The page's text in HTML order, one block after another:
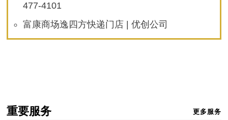
477-4101
富康商场逸四方快递门店 | 优创公司
重要服务 更多服务